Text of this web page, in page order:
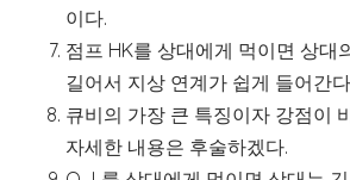
이다.
점프 HK를 상대에게 먹이면 상대
길어서 지상 연계가 쉽게 들어간
큐비의 가장 큰 특징이자 강점이
자세한 내용은 후술하겠다.